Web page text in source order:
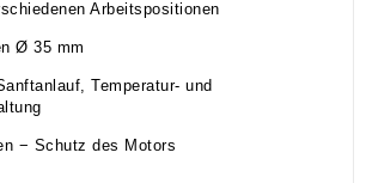
Arbeitspositionen
Ø 35 mm
Temperatur- und
− Schutz des Motors